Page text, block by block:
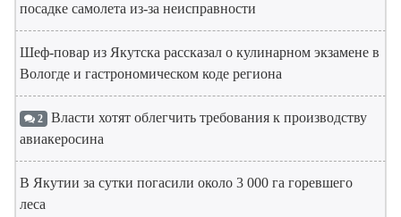
посадке самолета из-за неисправности
Шеф-повар из Якутска рассказал о кулинарном экзамене в
Вологде и гастрономическом коде региона
2 Власти хотят облегчить требования к производству
авиакеросина
В Якутии за сутки погасили около 3 000 га горевшего
леса